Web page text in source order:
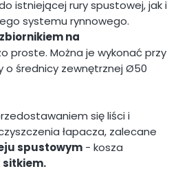
istniejącej rury spustowej, jak i
systemu rynnowego.
zbiornikiem na
proste. Można je wykonać przy
o średnicy zewnętrznej Ø50
się liści i
łapacza, zalecane
spustowym - kosza
sitkiem.